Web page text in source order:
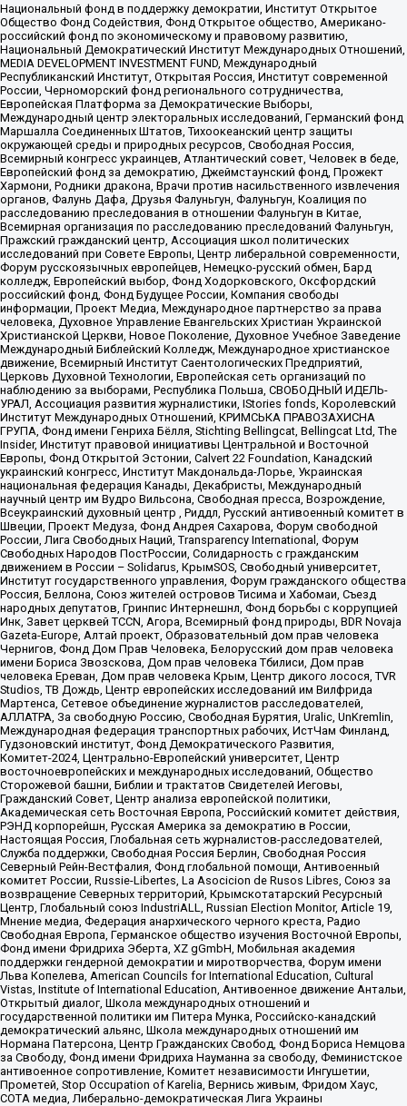
Национальный фонд в поддержку демократии, Институт Открытое
Общество Фонд Содействия, Фонд Открытое общество, Американо-
российский фонд по экономическому и правовому развитию,
Национальный Демократический Институт Международных Отношений,
MEDIA DEVELOPMENT INVESTMENT FUND, Международный
Республиканский Институт, Открытая Россия, Институт современной
России, Черноморский фонд регионального сотрудничества,
Европейская Платформа за Демократические Выборы,
Международный центр электоральных исследований, Германский фонд
Маршалла Соединенных Штатов, Тихоокеанский центр защиты
окружающей среды и природных ресурсов, Свободная Россия,
Всемирный конгресс украинцев, Атлантический совет, Человек в беде,
Европейский фонд за демократию, Джеймстаунский фонд, Прожект
Хармони, Родники дракона, Врачи против насильственного извлечения
органов, Фалунь Дафа, Друзья Фалуньгун, Фалуньгун, Коалиция по
расследованию преследования в отношении Фалуньгун в Китае,
Всемирная организация по расследованию преследований Фалуньгун,
Пражский гражданский центр, Ассоциация школ политических
исследований при Совете Европы, Центр либеральной современности,
Форум русскоязычных европейцев, Немецко-русский обмен, Бард
колледж, Европейский выбор, Фонд Ходорковского, Оксфордский
российский фонд, Фонд Будущее России, Компания свободы
информации, Проект Медиа, Международное партнерство за права
человека, Духовное Управление Евангельских Христиан Украинской
Христианской Церкви, Новое Поколение, Духовное Учебное Заведение
Международный Библейский Колледж, Международное христианское
движение, Всемирный Институт Саентологических Предприятий,
Церковь Духовной Технологии, Европейская сеть организаций по
наблюдению за выборами, Республика Польша, СВОБОДНЫЙ ИДЕЛЬ-
УРАЛ, Ассоциация развития журналистики, IStories fonds, Королевский
Институт Международных Отношений, КРИМСЬКА ПРАВОЗАХИСНА
ГРУПА, Фонд имени Генриха Бёлля, Stichting Bellingcat, Bellingcat Ltd, The
Insider, Институт правовой инициативы Центральной и Восточной
Европы, Фонд Открытой Эстонии, Calvert 22 Foundation, Канадский
украинский конгресс, Институт Макдональда-Лорье, Украинская
национальная федерация Канады, Декабристы, Международный
научный центр им Вудро Вильсона, Свободная пресса, Возрождение,
Всеукраинский духовный центр , Риддл, Русский антивоенный комитет в
Швеции, Проект Медуза, Фонд Андрея Сахарова, Форум свободной
России, Лига Свободных Наций, Transparеncy International, Форум
Свободных Народов ПостРоссии, Солидарность с гражданским
движением в России – Solidarus, КрымSOS, Свободный университет,
Институт государственного управления, Форум гражданского общества
Россия, Беллона, Союз жителей островов Тисима и Хабомаи, Съезд
народных депутатов, Гринпис Интернешнл, Фонд борьбы с коррупцией
Инк, Завет церквей TCCN, Агора, Всемирный фонд природы, BDR Novaja
Gazeta-Europe, Алтай проект, Образовательный дом прав человека
Чернигов, Фонд Дом Прав Человека, Белорусский дом прав человека
имени Бориса Звозскова, Дом прав человека Тбилиси, Дом прав
человека Ереван, Дом прав человека Крым, Центр дикого лосося, TVR
Studios, ТВ Дождь, Центр европейских исследований им Вилфрида
Мартенса, Сетевое объединение журналистов расследователей,
АЛЛАТРА, За свободную Россию, Свободная Бурятия, Uralic, UnKremlin,
Международная федерация транспортных рабочих, ИстЧам Финланд,
Гудзоновский институт, Фонд Демократического Развития,
Комитет-2024, Центрально-Европейский университет, Центр
восточноевропейских и международных исследований, Общество
Сторожевой башни, Библии и трактатов Свидетелей Иеговы,
Гражданский Совет, Центр анализа европейской политики,
Академическая сеть Восточная Европа, Российский комитет действия,
РЭНД корпорейшн, Русская Америка за демократию в России,
Настоящая Россия, Глобальная сеть журналистов-расследователей,
Служба поддержки, Свободная Россия Берлин, Свободная Россия
Северный Рейн-Вестфалия, Фонд глобальной помощи, Антивоенный
комитет России, Russie-Libertes, La Asocicion de Rusos Libres, Союз за
возвращение Северных территорий, Крымскотатарский Ресурсный
Центр, Глобальный союз IndustriALL, Russian Election Monitor, Article 19,
Мнение медиа, Федерация анархического черного креста, Радио
Свободная Европа, Германское общество изучения Восточной Европы,
Фонд имени Фридриха Эберта, XZ gGmbH, Мобильная академия
поддержки гендерной демократии и миротворчества, Форум имени
Льва Копелева, American Councils for International Education, Cultural
Vistas, Institute of International Education, Антивоенное движение Антальи,
Открытый диалог, Школа международных отношений и
государственной политики им Питера Мунка, Российско-канадский
демократический альянс, Школа международных отношений им
Нормана Патерсона, Центр Гражданских Свобод, Фонд Бориса Немцова
за Свободу, Фонд имени Фридриха Науманна за свободу, Феминистское
антивоенное сопротивление, Комитет независимости Ингушетии,
Прометей, Stop Occupation of Karelia, Вернись живым, Фридом Хаус,
СОТА медиа, Либерально-демократическая Лига Украины